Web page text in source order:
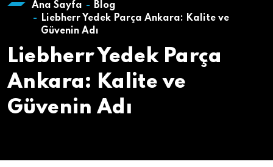
Ana Sayfa
Blog
Liebherr Yedek Parça Ankara: Kalite ve
Güvenin Adı
Liebherr Yedek Parça
Ankara: Kalite ve
Güvenin Adı